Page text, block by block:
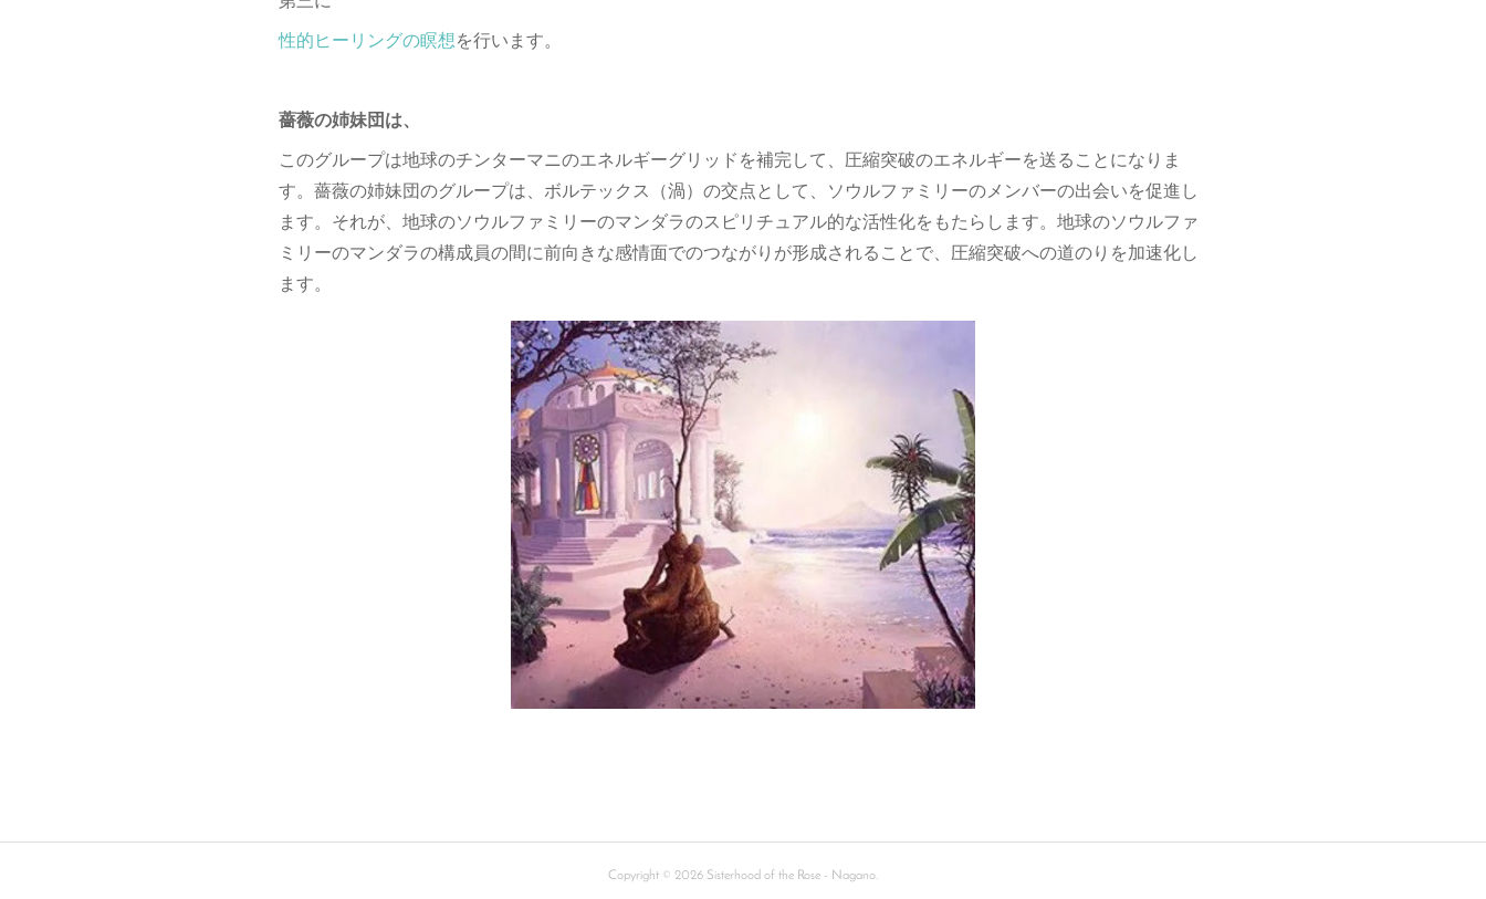
性的ヒーリングの瞑想を行います。
薔薇の姉妹団は、
このグループは地球のチンターマニのエネルギーグリッドを補完して、圧縮突破のエネルギーを送ることになりま
す。薔薇の姉妹団のグループは、ボルテックス（渦）の交点として、ソウルファミリーのメンバーの出会いを促進し
ます。それが、地球のソウルファミリーのマンダラのスピリチュアル的な活性化をもたらします。地球のソウルファ
ミリーのマンダラの構成員の間に前向きな感情面でのつながりが形成されることで、圧縮突破への道のりを加速化し
ます。
Copyright © 2026 Sisterhood of the Rose - Nagano.